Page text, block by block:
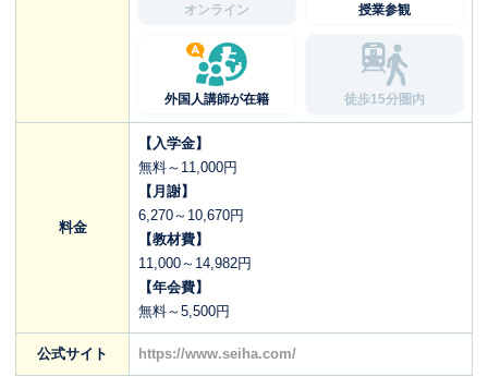
オンライン 授業参観
外国人講師が在籍 徒歩15分圏内
料金
【入学金】
無料～11,000円
【月謝】
6,270～10,670円
【教材費】
11,000～14,982円
【年会費】
無料～5,500円
公式サイト https://www.seiha.com/